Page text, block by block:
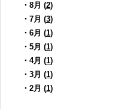
・8月 (2)
・7月 (3)
・6月 (1)
・5月 (1)
・4月 (1)
・3月 (1)
・2月 (1)